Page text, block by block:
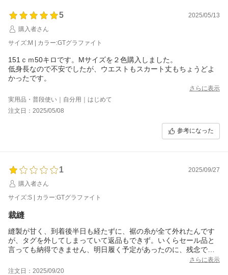
5
2025/05/13
購入者さん
サイズ:M | カラー:GTグラファイト
151ｃｍ50キロです。Mサイズを２色購入しました。
低身長なので不安でしたが、ウエストもスカート丈もちょうどよ
かったです。
さらに表示
実用品・普段使い｜自分用｜はじめて
注文日：2025/05/08
参考になった
1
2025/09/27
購入者さん
サイズ:S | カラー:GTグラファイト
裁縫
縫製が甘く、到着後半日も経たずに、裾の糸が全て外れたんです
が、タグを外してしまっていて返品もできず。いくらセール品と
言っても納得できません、明日履く予定があったのに、残念で
す。大量生産品といっても、このクオリティはひどいです。生地
と形はとても好きです。
さらに表示
注文日：2025/09/20